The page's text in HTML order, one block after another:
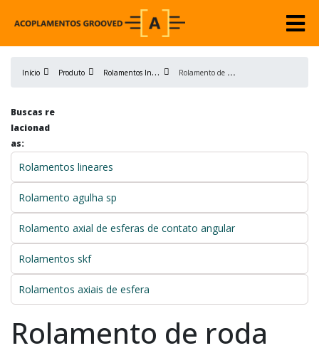
Início Produto R
olamentos Industriais R
olamento de roda preço
Buscas re
lacionad
as:
Rolamentos lineares
Rolamento agulha sp
Rolamento axial de esferas de contato angular
Rolamentos skf
Rolamentos axiais de esfera
Rolamento de roda